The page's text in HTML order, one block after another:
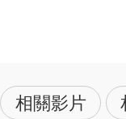
相關影片